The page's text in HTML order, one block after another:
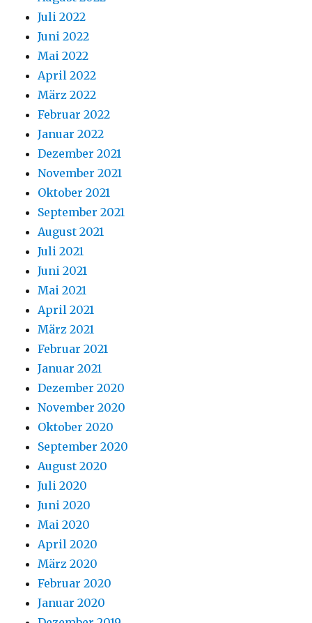
Juli 2022
Juni 2022
Mai 2022
April 2022
März 2022
Februar 2022
Januar 2022
Dezember 2021
November 2021
Oktober 2021
September 2021
August 2021
Juli 2021
Juni 2021
Mai 2021
April 2021
März 2021
Februar 2021
Januar 2021
Dezember 2020
November 2020
Oktober 2020
September 2020
August 2020
Juli 2020
Juni 2020
Mai 2020
April 2020
März 2020
Februar 2020
Januar 2020